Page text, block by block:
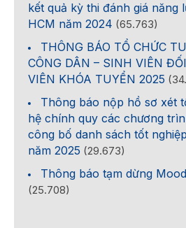
kết quả kỳ thi đánh giá năng
HCM năm 2024 (65.763)
THÔNG BÁO TỔ CHỨC
CÔNG DÂN – SINH VIÊN
VIÊN KHÓA TUYỂN 2025
Thông báo nộp hồ sơ xét
hệ chính quy các chương
công bố danh sách tốt
năm 2025 (29.673)
Thông báo tạm dừng
(25.708)